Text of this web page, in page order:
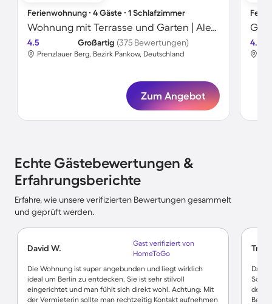
Ferienwohnung ∙ 4 Gäste ∙ 1 Schlafzimmer
Wohnung mit Terrasse und Garten | Alexanderplatz-Nähe | Perfekt für die Arbeit von Zuhause
4.5 Großartig (375 Bewertungen)
Prenzlauer Berg, Bezirk Pankow, Deutschland
Zum Angebot
4.5
Echte Gästebewertungen &
Erfahrungsberichte
Erfahre, wie unsere verifizierten Bewertungen gesammelt
und geprüft werden.
David W.
Gast verifiziert von
HomeToGo
Die Wohnung ist super angebunden und liegt wirklich
ideal um Berlin zu entdecken. Sie ist sehr stilvoll
eingerichtet und man fühlt sich direkt wohl. Achtung: Mit
der Vermieterin sollte man rechtzeitig Kontakt aufnehmen
Das
der
Bad